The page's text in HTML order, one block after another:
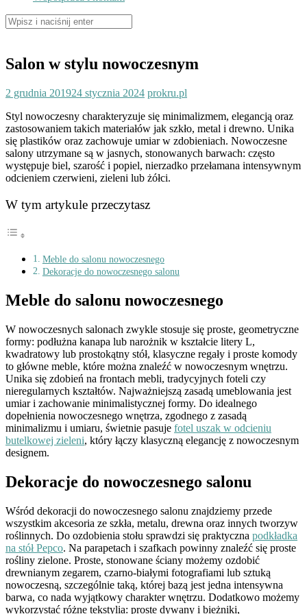
Szukaj:
Salon w stylu nowoczesnym
2 grudnia 201924 stycznia 2024 prokru.pl
Styl nowoczesny charakteryzuje się minimalizmem, elegancją oraz
zastosowaniem takich materiałów jak szkło, metal i drewno. Unika
się plastików oraz zachowuje umiar w zdobieniach. Nowoczesne
salony utrzymane są w jasnych, stonowanych barwach: często
występuje biel, szarość i popiel, nierzadko przełamana intensywnym
odcieniem czerwieni, zieleni lub żółci.
W tym artykule przeczytasz
Meble do salonu nowoczesnego
Dekoracje do nowoczesnego salonu
Meble do salonu nowoczesnego
W nowoczesnych salonach zwykle stosuje się proste, geometryczne
formy: podłużna kanapa lub narożnik w kształcie litery L,
kwadratowy lub prostokątny stół, klasyczne regały i proste komody
to główne meble, które można znaleźć w nowoczesnym wnętrzu.
Unika się zdobień na frontach mebli, tradycyjnych foteli czy
nieregularnych kształtów. Najważniejszą zasadą umeblowania jest
umiar i zachowanie minimalistycznej formy. Do idealnego
dopełnienia nowoczesnego wnętrza, zgodnego z zasadą
minimalizmu i umiaru, świetnie pasuje fotel uszak w odcieniu
butelkowej zieleni, który łączy klasyczną elegancję z nowoczesnym
designem.
Dekoracje do nowoczesnego salonu
Wśród dekoracji do nowoczesnego salonu znajdziemy przede
wszystkim akcesoria ze szkła, metalu, drewna oraz innych tworzyw
roślinnych. Do ozdobienia stołu sprawdzi się praktyczna podkładka
na stół Pepco. Na parapetach i szafkach powinny znaleźć się proste
rośliny zielone. Proste, stonowane ściany możemy ozdobić
drewnianym zegarem, czarno-białymi fotografiami lub sztuką
nowoczesną, szczególnie taką, której bazą jest jedna intensywna
barwa, co nada wyjątkowy charakter wnętrzu. Dodatkowo możemy
wykorzystać różne tekstylia: proste dywany i bieżniki,